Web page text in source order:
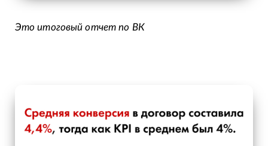
Это итоговый отчет по ВК